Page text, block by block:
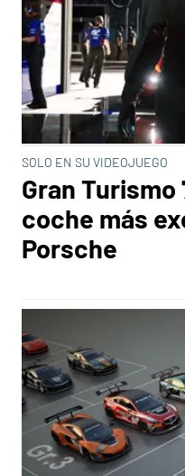
SOLO EN SU VIDEOJUEGO
Gran Turismo
coche más
Porsche